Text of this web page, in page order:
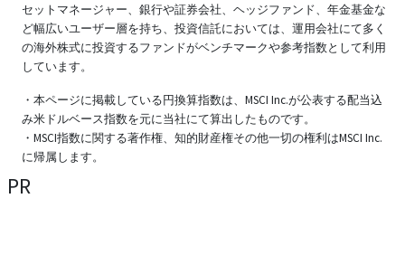
セットマネージャー、銀行や証券会社、ヘッジファンド、年金基金な
ど幅広いユーザー層を持ち、投資信託においては、運用会社にて多く
の海外株式に投資するファンドがベンチマークや参考指数として利用
しています。
・本ページに掲載している円換算指数は、MSCI Inc.が公表する配当込
み米ドルベース指数を元に当社にて算出したものです。
・MSCI指数に関する著作権、知的財産権その他一切の権利はMSCI Inc.
に帰属します。
PR